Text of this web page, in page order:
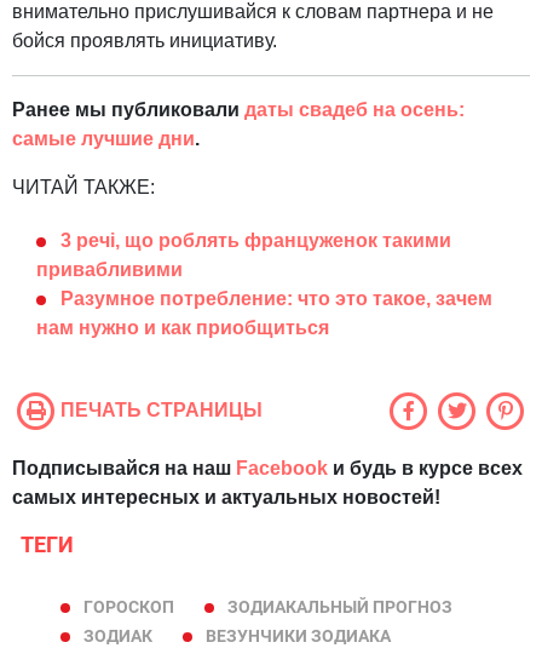
внимательно прислушивайся к словам партнера и не
бойся проявлять инициативу.
Ранее мы публиковали даты свадеб на осень:
самые лучшие дни.
ЧИТАЙ ТАКЖЕ:
3 речі, що роблять француженок такими
привабливими
Разумное потребление: что это такое, зачем
нам нужно и как приобщиться
ПЕЧАТЬ СТРАНИЦЫ
Подписывайся на наш Facebook и будь в курсе всех
самых интересных и актуальных новостей!
ТЕГИ
ГОРОСКОП
ЗОДИАКАЛЬНЫЙ ПРОГНОЗ
ЗОДИАК
ВЕЗУНЧИКИ ЗОДИАКА